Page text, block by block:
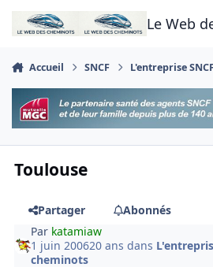
Aller au contenu
Le Web
Accueil SNCF L'entreprise
Toulouse
Partager
Abonnés
Par katamiaw
1 juin 200620 ans dans
cheminots